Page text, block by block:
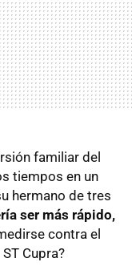
familiar del
tiempos en un
hermano de tres
ser más rápido,
contra el
Cupra?